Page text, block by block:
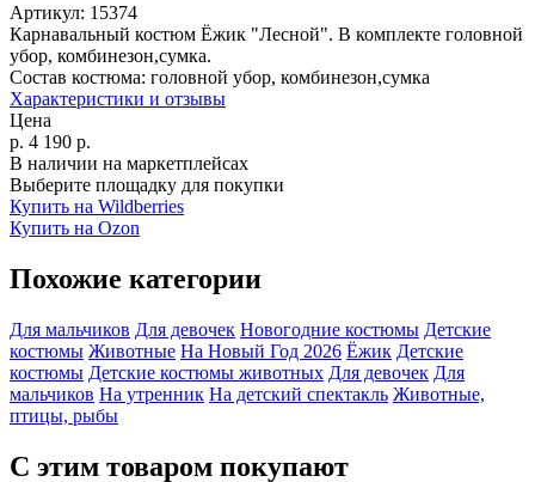
Артикул: 15374
Карнавальный костюм Ёжик "Лесной". В комплекте головной
убор, комбинезон,сумка.
Состав костюма: головной убор, комбинезон,сумка
Характеристики и отзывы
Цена
р. 4 190 р.
В наличии на маркетплейсах
Выберите площадку для покупки
Купить на Wildberries
Купить на Ozon
Похожие категории
Для мальчиков Для девочек Новогодние костюмы Детские
костюмы Животные На Новый Год 2026 Ёжик Детские
костюмы Детские костюмы животных Для девочек Для
мальчиков На утренник На детский спектакль Животные,
птицы, рыбы
С этим товаром покупают